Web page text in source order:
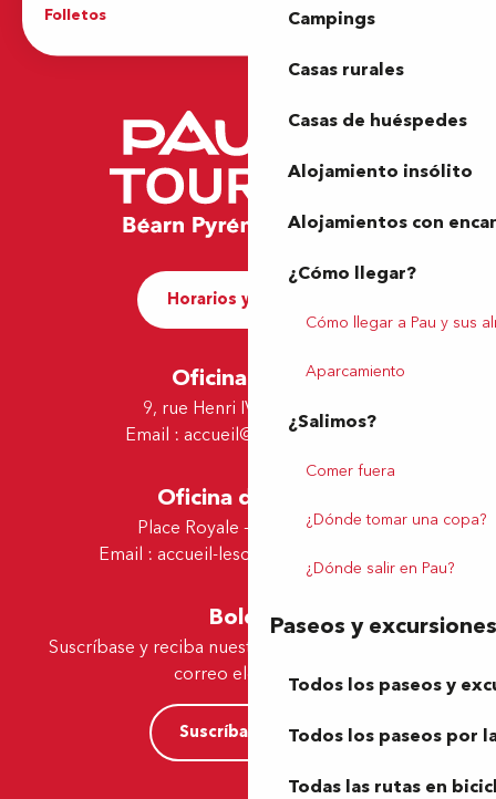
Campings
Casas rurales
Casas de huéspedes
Alojamiento insólito
Alojamientos con
¿Cómo llegar?
Cómo llegar a Pau y sus
Aparcamiento
¿Salimos?
Comer fuera
¿Dónde tomar una copa?
¿Dónde salir en Pau?
Paseos y excursiones
Todos los paseos y
Todos los paseos por
Todas las rutas en
Folletos
Oficina de Turismo
Horarios y contacto
Oficina de Pau
9, rue Henri IV - 64000 Pau
Email : accueil@tourismepau.fr
Oficina de Lescar
Place Royale - 64230 Lescar
Email : accueil-lescar@tourismepau.fr
Boletín
Suscríbase y reciba nuestras ofertas y noticias por
correo electrónico
Suscríbase ahora